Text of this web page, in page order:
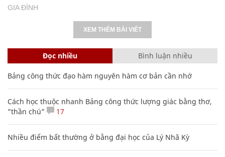
GIA ĐÌNH
XEM THÊM BÀI VIẾT
Đọc nhiều Bình luận nhiều
Bảng công thức đạo hàm nguyên hàm cơ bản cần nhớ
Cách học thuộc nhanh Bảng công thức lượng giác bằng thơ,
"thần chú"
17
Nhiều điểm bất thường ở bằng đại học của Lý Nhã Kỳ